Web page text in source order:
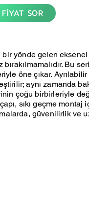
FİYAT SOR
yönde gelen
Bu
öne çıkar. Ayrılabilir
aynı zamanda
çoğu birbirleriyle
sıkı geçme montaj
güvenilirlik ve